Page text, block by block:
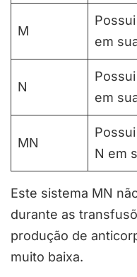
M
em
N
em
MN
N em
Este sistema MN
durante as
produção de
muito baixa.